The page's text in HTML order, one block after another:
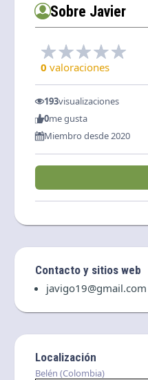
Sobre Javier
0 valoraciones
193visualizaciones
0me gusta
Miembro desde 2020
Contacto y sitios web
javigo19@gmail.com
Localización
Belén (Colombia)